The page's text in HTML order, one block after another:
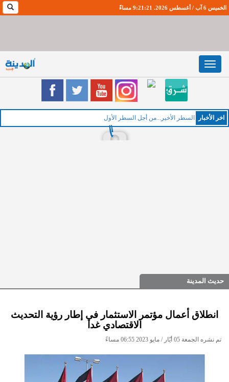
الخميس 6 آب / أغسطس 2026. 9:21:22 مساءً
Toggle
navigation
اخر اﻷخبار
حديث المدينة
انطلاق أعمال مؤتمر الاستثمار في إطار رؤية التحديث
الاقتصادي غدا
تم نشره الجمعة 05 أيّار / مايو 2023 06:55 مساءً